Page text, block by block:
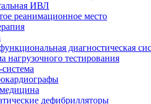
ИВЛ
реанимационное место
диагностическая
нагрузочного тестирования
дефибрилляторы